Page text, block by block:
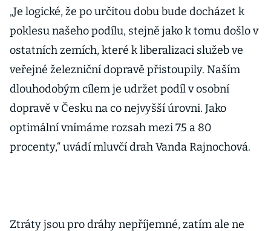
„Je logické, že po určitou dobu bude docházet k
poklesu našeho podílu, stejně jako k tomu došlo v
ostatních zemích, které k liberalizaci služeb ve
veřejné železniční dopravě přistoupily. Naším
dlouhodobým cílem je udržet podíl v osobní
dopravě v Česku na co nejvyšší úrovni. Jako
optimální vnímáme rozsah mezi 75 a 80
procenty,“ uvádí mluvčí drah Vanda Rajnochová.
Ztráty jsou pro dráhy nepříjemné, zatím ale ne